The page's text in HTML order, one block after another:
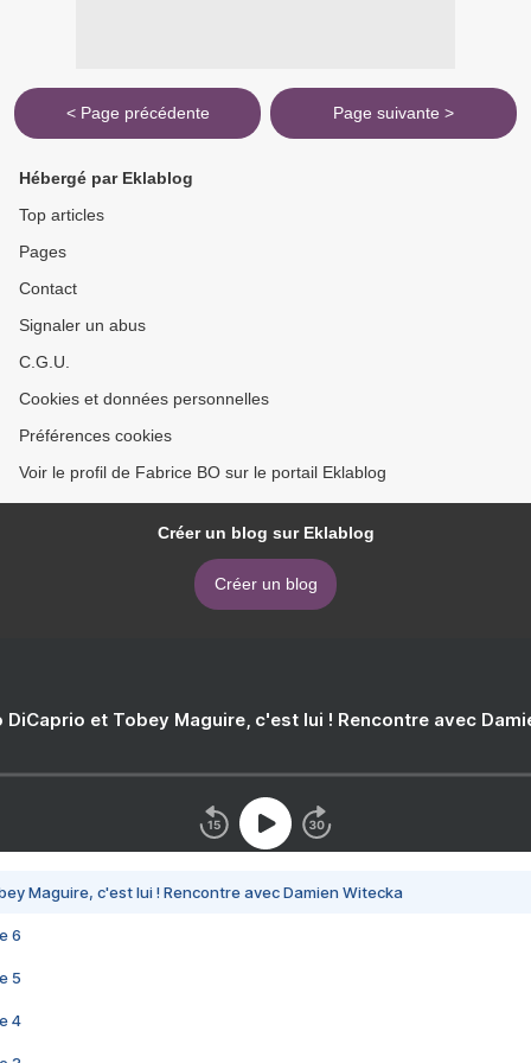
< Page précédente Page suivante >
Hébergé par Eklablog
Top articles
Pages
Contact
Signaler un abus
C.G.U.
Cookies et données personnelles
Préférences cookies
Voir le profil de Fabrice BO sur le portail Eklablog
Créer un blog sur Eklablog
Créer un blog
DiCaprio et Tobey Maguire, c'est lui ! Rencontre avec
Maguire, c'est lui ! Rencontre avec Damien Witecka
6
5
4